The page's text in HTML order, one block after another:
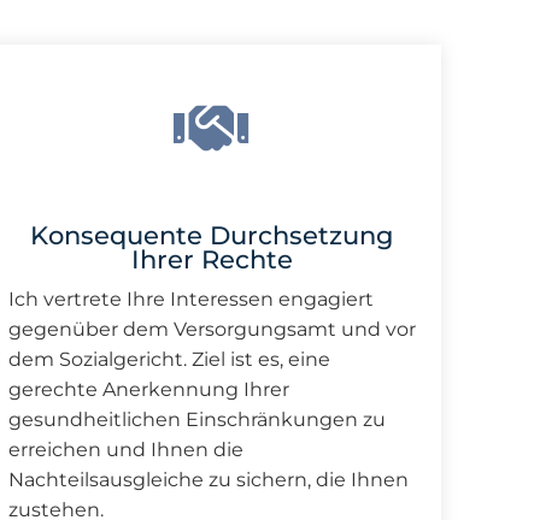
Konsequente Durchsetzung
Ihrer Rechte
Ich vertrete Ihre Interessen engagiert
gegenüber dem Versorgungsamt und vor
dem Sozialgericht. Ziel ist es, eine
gerechte Anerkennung Ihrer
gesundheitlichen Einschränkungen zu
erreichen und Ihnen die
Nachteilsausgleiche zu sichern, die Ihnen
zustehen.